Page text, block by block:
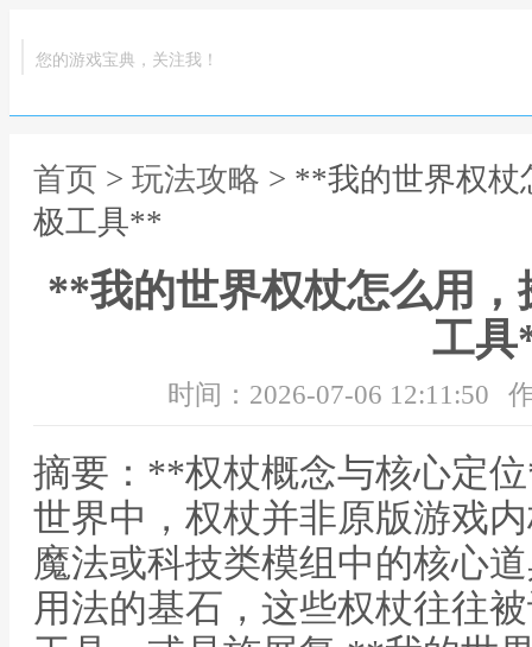
您的游戏宝典，关注我！
首页 > 玩法攻略 > **我的世界权杖
极工具**
**我的世界权杖怎么用
工
时间：2026-07-06 12:11:50
摘要：**权杖概念与核心定
世界中，权杖并非原版游戏
魔法或科技类模组中的核心
用法的基石，这些权杖往往